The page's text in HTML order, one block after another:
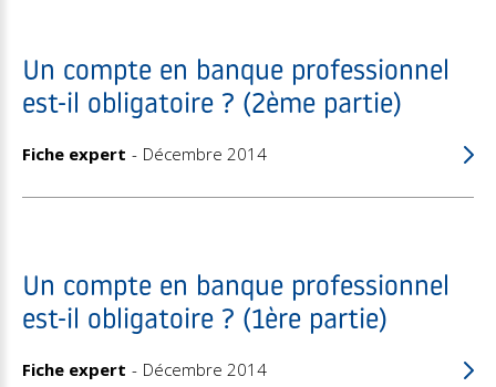
Un compte en banque professionnel
est-il obligatoire ? (2ème partie)
Fiche expert Décembre 2014
Un compte en banque professionnel
est-il obligatoire ? (1ère partie)
Fiche expert Décembre 2014